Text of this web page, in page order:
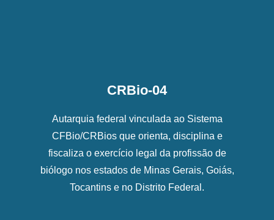
CRBio-04
Autarquia federal vinculada ao Sistema
CFBio/CRBios que orienta, disciplina e
fiscaliza o exercício legal da profissão de
biólogo nos estados de Minas Gerais, Goiás,
Tocantins e no Distrito Federal.